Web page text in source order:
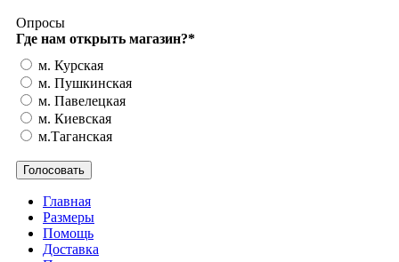
Опросы
Где нам открыть магазин?*
м. Курская
м. Пушкинская
м. Павелецкая
м. Киевская
м.Таганская
Главная
Размеры
Помощь
Доставка